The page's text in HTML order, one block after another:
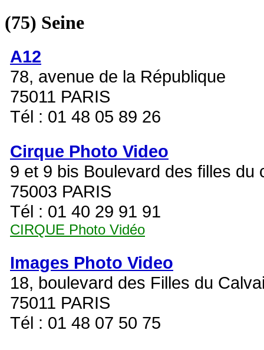
(75) Seine
A12
78, avenue de la République
75011 PARIS
Tél : 01 48 05 89 26
Cirque Photo Video
9 et 9 bis Boulevard des filles du
75003 PARIS
Tél : 01 40 29 91 91
CIRQUE Photo Vidéo
Images Photo Video
18, boulevard des Filles du
75011 PARIS
Tél : 01 48 07 50 75